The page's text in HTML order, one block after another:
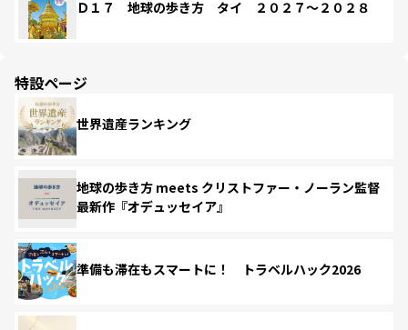
Ｄ１７ 地球の歩き方 タイ ２０２７～２０２８
特設ページ
世界遺産ランキング
地球の歩き方 meets クリストファー・ノーラン監督
最新作『オデュッセイア』
準備も滞在もスマートに！ トラベルハック2026